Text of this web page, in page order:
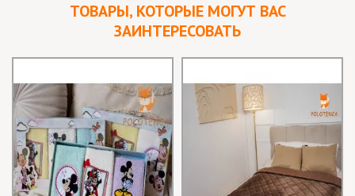
ТОВАРЫ, КОТОРЫЕ МОГУТ ВАС
ЗАИНТЕРЕСОВАТЬ